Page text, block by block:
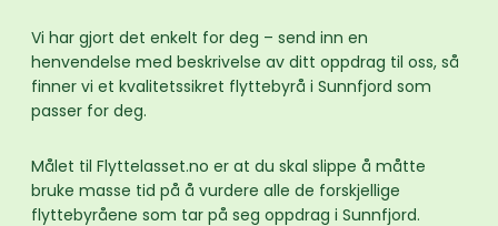
Vi har gjort det enkelt for deg – send inn en
henvendelse med beskrivelse av ditt oppdrag til oss, så
finner vi et kvalitetssikret flyttebyrå i Sunnfjord som
passer for deg.
Målet til Flyttelasset.no er at du skal slippe å måtte
bruke masse tid på å vurdere alle de forskjellige
flyttebyråene som tar på seg oppdrag i Sunnfjord.